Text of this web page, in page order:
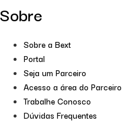
Sobre
Sobre a Bext
Portal
Seja um Parceiro
Acesso a área do Parceiro
Trabalhe Conosco
Dúvidas Frequentes